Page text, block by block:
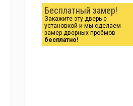
Бесплатный замер!
Закажите эту дверь с
установкой и мы сделаем
замер дверных проёмов
бесплатно!